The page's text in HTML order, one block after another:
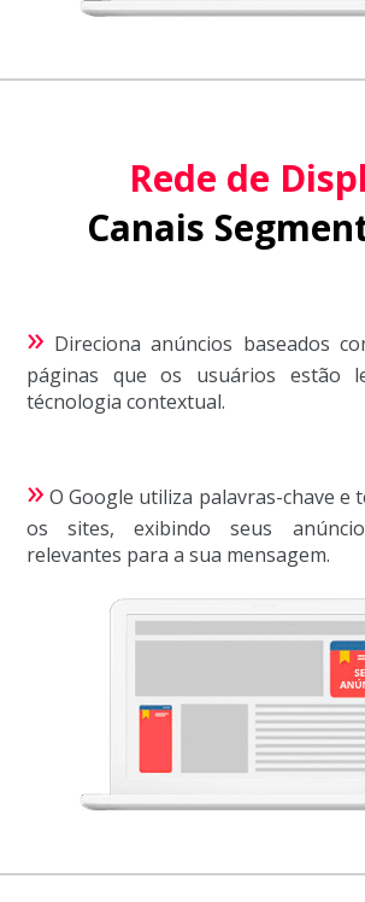
Rede de
Canais
» Direciona anúncios baseados
páginas que os usuários estão
técnologia contextual.
» O Google utiliza palavras-chave e
os sites, exibindo seus
relevantes para a sua mensagem.